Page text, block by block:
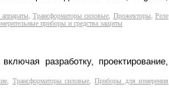
,Трансформаторы силовые Прожекторы ,Реле
приборы и средства защиты
разработку, проектирование,
Трансформаторы силовые ,Приборы для измерения